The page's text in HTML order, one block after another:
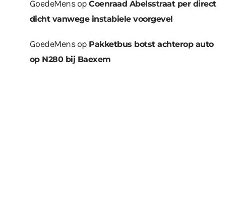
GoedeMensopCoenraad Abelsstraat per direct
dicht vanwege instabiele voorgevel
GoedeMensop Pakketbus botst achterop auto
op N280 bij Baexem